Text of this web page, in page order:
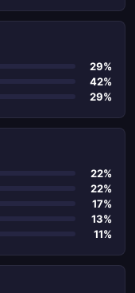
29%
42%
29%
22%
22%
17%
13%
11%